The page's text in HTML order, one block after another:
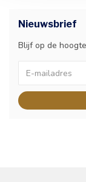
Nieuwsbrief
Blijf op de